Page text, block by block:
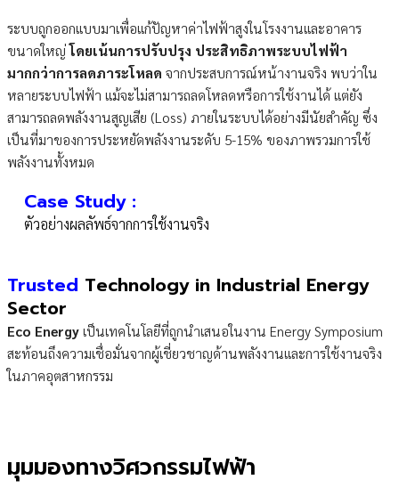
ระบบถูกออกแบบมาเพื่อแก้ปัญหาค่าไฟฟ้าสูงในโรงงานและอาคาร
ขนาดใหญ่โดยเน้นการปรับปรุง ประสิทธิภาพระบบไฟฟ้า
มากกว่าการลดภาระโหลดจากประสบการณ์หน้างานจริง พบว่าใน
หลายระบบไฟฟ้า แม้จะไม่สามารถลดโหลดหรือการใช้งานได้ แต่ยัง
สามารถลดพลังงานสูญเสีย (Loss) ภายในระบบได้อย่างมีนัยสำคัญ ซึ่ง
เป็นที่มาของการประหยัดพลังงานระดับ 5-15% ของภาพรวมการใช้
พลังงานทั้งหมด
Case Study :
ตัวอย่างผลลัพธ์จากการใช้งานจริง
Trusted Technology in Industrial Energy
Sector
Eco Energyเป็นเทคโนโลยีที่ถูกนำเสนอในงาน Energy Symposium
สะท้อนถึงความเชื่อมั่นจากผู้เชี่ยวชาญด้านพลังงานและการใช้งานจริง
ในภาคอุตสาหกรรม
มุมมองทางวิศวกรรมไฟฟ้า